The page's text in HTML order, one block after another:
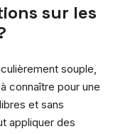
sur les
souple,
connaître pour une
et sans
appliquer des